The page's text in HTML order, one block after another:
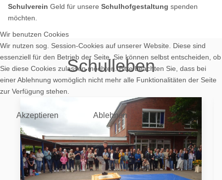
Schulverein Geld für unsereSchulhofgestaltung spenden
möchten.
Schulleben
Wir benutzen Cookies
Wir nutzen sog. Session-Cookies auf unserer Website. Diese sind
essenziell für den Betrieb der Seite. Sie können selbst entscheiden, ob
Sie diese Cookies zulassen möchten. Bitte beachten Sie, dass bei
einer Ablehnung womöglich nicht mehr alle Funktionalitäten der Seite
zur Verfügung stehen.
Akzeptieren Ablehnen